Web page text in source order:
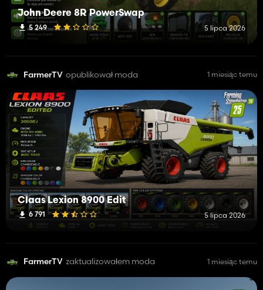
John Deere 8R PowerSwap
5 249 5 lipca 2026
FarmerTV opublikował moda 1 miesiąc temu
Claas Lexion 8900 Edit
6 791 5 lipca 2026
FarmerTV zaktualizowałem moda 1 miesiąc temu